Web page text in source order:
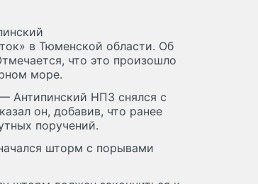
в Тюменской области. Об
что это произошло
море.
Антипинский НПЗ снялся с
он, добавив, что ранее
поручений.
шторм с порывами